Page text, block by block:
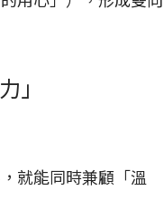
」
就能同時兼顧「溫